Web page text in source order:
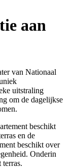
aan
van Nationaal
uitstraling
om de dagelijkse
beschikt
en de
beschikt over
Onderin
terras.